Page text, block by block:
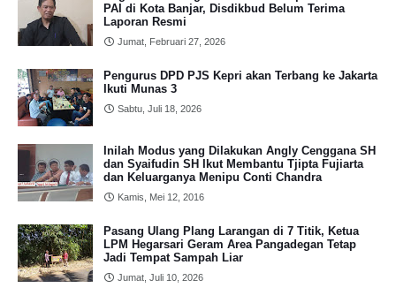
PAI di Kota Banjar, Disdikbud Belum Terima
Laporan Resmi
Jumat, Februari 27, 2026
Pengurus DPD PJS Kepri akan Terbang ke Jakarta
Ikuti Munas 3
Sabtu, Juli 18, 2026
Inilah Modus yang Dilakukan Angly Cenggana SH
dan Syaifudin SH Ikut Membantu Tjipta Fujiarta
dan Keluarganya Menipu Conti Chandra
Kamis, Mei 12, 2016
Pasang Ulang Plang Larangan di 7 Titik, Ketua
LPM Hegarsari Geram Area Pangadegan Tetap
Jadi Tempat Sampah Liar
Jumat, Juli 10, 2026